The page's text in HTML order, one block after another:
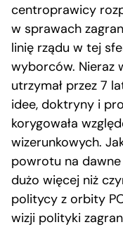
centroprawicy
w sprawach
linię rządu w tej
wyborców. Nieraz
utrzymał przez 7
idee, doktryny i
korygowała
wizerunkowych.
powrotu na
dużo więcej niż
politycy z orbity
wizji polityki